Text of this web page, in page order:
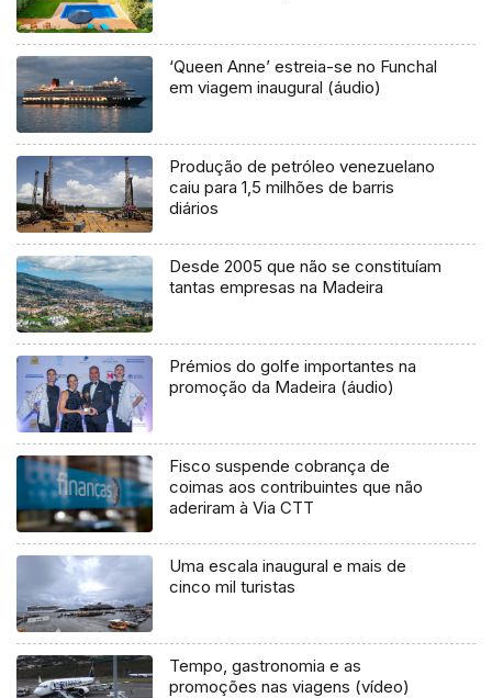
‘Queen Anne’ estreia-se no Funchal
em viagem inaugural (áudio)
Produção de petróleo venezuelano
caiu para 1,5 milhões de barris
diários
Desde 2005 que não se constituíam
tantas empresas na Madeira
Prémios do golfe importantes na
promoção da Madeira (áudio)
Fisco suspende cobrança de
coimas aos contribuintes que não
aderiram à Via CTT
Uma escala inaugural e mais de
cinco mil turistas
Tempo, gastronomia e as
promoções nas viagens (vídeo)